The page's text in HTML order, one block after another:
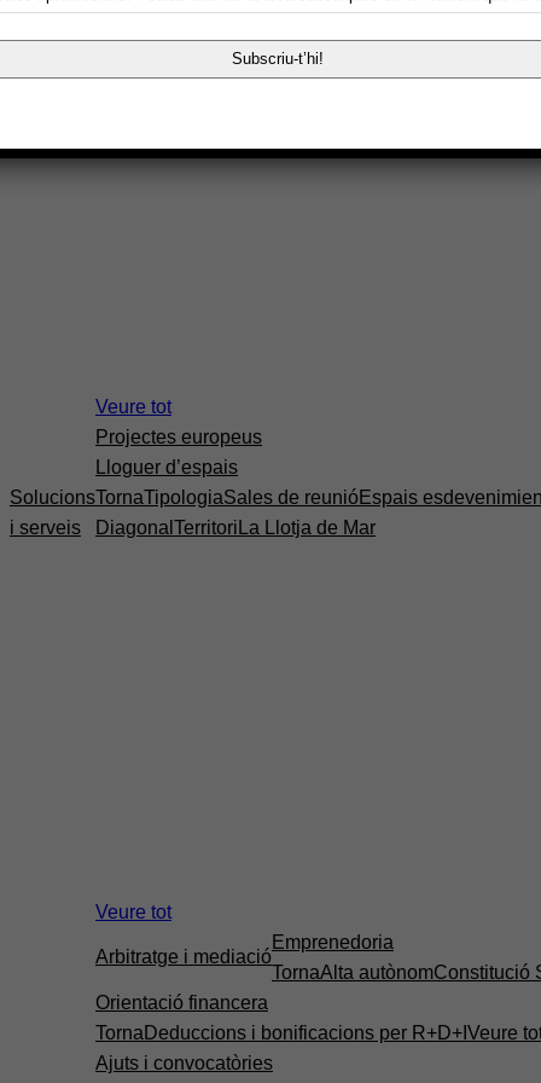
Solucions
i serveis
Veure tot
Projectes europeus
Lloguer d’espais
TornaTipologiaSales de reunió Espais
Diagonal Territori La Llotja de Mar
Veure tot
Arbitratge i mediació
Emprenedoria
TornaAlta autònomConstitució
Orientació financera
Torna Deduccions i bonificacions per R+D+I Veure
Ajuts i convocatòries